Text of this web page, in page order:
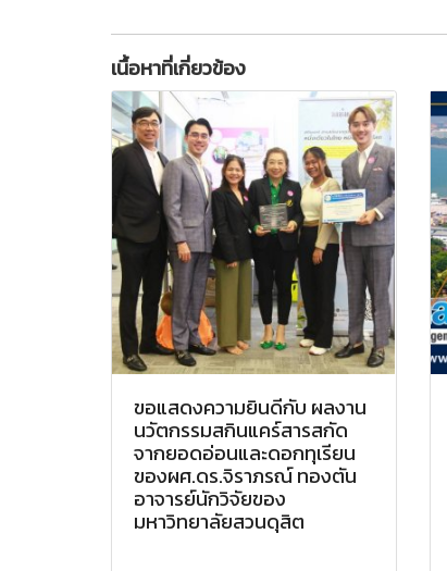
เนื้อหาที่เกี่ยวข้อง
ขอแสดงความยินดีกับ ผลงาน
นวัตกรรมสกินแคร์สารสกัด
จากยอดอ่อนและดอกทุเรียน
ของผศ.ดร.จิราภรณ์ ทองตัน
อาจารย์นักวิจัยของ
มหาวิทยาลัยสวนดุสิต